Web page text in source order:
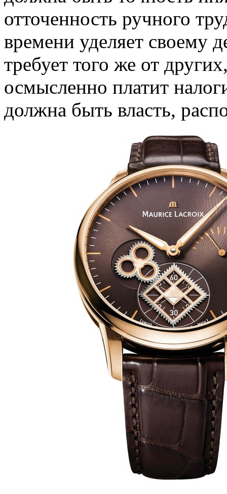
отточенность ручного
времени уделяет своему
требует того же от
осмысленно платит
должна быть власть,